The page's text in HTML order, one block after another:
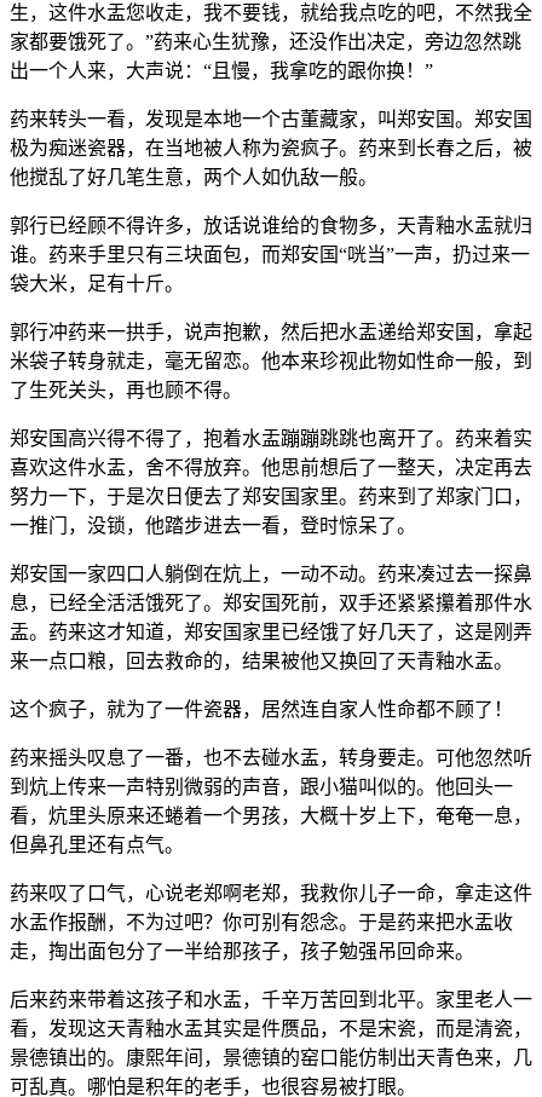
生，这件水盂您收走，我不要钱，就给我点吃的吧，不然我全
家都要饿死了。”药来心生犹豫，还没作出决定，旁边忽然跳
出一个人来，大声说：“且慢，我拿吃的跟你换！”
药来转头一看，发现是本地一个古董藏家，叫郑安国。郑安国
极为痴迷瓷器，在当地被人称为瓷疯子。药来到长春之后，被
他搅乱了好几笔生意，两个人如仇敌一般。
郭行已经顾不得许多，放话说谁给的食物多，天青釉水盂就归
谁。药来手里只有三块面包，而郑安国“咣当”一声，扔过来一
袋大米，足有十斤。
郭行冲药来一拱手，说声抱歉，然后把水盂递给郑安国，拿起
米袋子转身就走，毫无留恋。他本来珍视此物如性命一般，到
了生死关头，再也顾不得。
郑安国高兴得不得了，抱着水盂蹦蹦跳跳也离开了。药来着实
喜欢这件水盂，舍不得放弃。他思前想后了一整天，决定再去
努力一下，于是次日便去了郑安国家里。药来到了郑家门口，
一推门，没锁，他踏步进去一看，登时惊呆了。
郑安国一家四口人躺倒在炕上，一动不动。药来凑过去一探鼻
息，已经全活活饿死了。郑安国死前，双手还紧紧攥着那件水
盂。药来这才知道，郑安国家里已经饿了好几天了，这是刚弄
来一点口粮，回去救命的，结果被他又换回了天青釉水盂。
这个疯子，就为了一件瓷器，居然连自家人性命都不顾了！
药来摇头叹息了一番，也不去碰水盂，转身要走。可他忽然听
到炕上传来一声特别微弱的声音，跟小猫叫似的。他回头一
看，炕里头原来还蜷着一个男孩，大概十岁上下，奄奄一息，
但鼻孔里还有点气。
药来叹了口气，心说老郑啊老郑，我救你儿子一命，拿走这件
水盂作报酬，不为过吧？你可别有怨念。于是药来把水盂收
走，掏出面包分了一半给那孩子，孩子勉强吊回命来。
后来药来带着这孩子和水盂，千辛万苦回到北平。家里老人一
看，发现这天青釉水盂其实是件赝品，不是宋瓷，而是清瓷，
景德镇出的。康熙年间，景德镇的窑口能仿制出天青色来，几
可乱真。哪怕是积年的老手，也很容易被打眼。